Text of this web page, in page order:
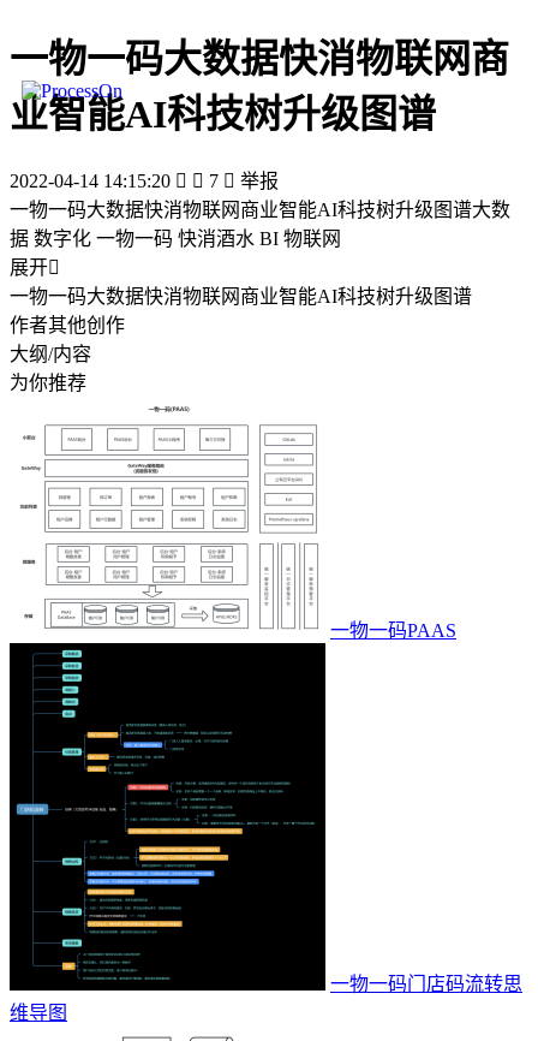
一物一码大数据快消物联网商
业智能AI科技树升级图谱
2022-04-14 14:15:20   7  举报
一物一码大数据快消物联网商业智能AI科技树升级图谱大数
据 数字化 一物一码 快消酒水 BI 物联网
展开
一物一码大数据快消物联网商业智能AI科技树升级图谱
作者其他创作
大纲/内容
为你推荐
一物一码PAAS
一物一码门店码流转思
维导图